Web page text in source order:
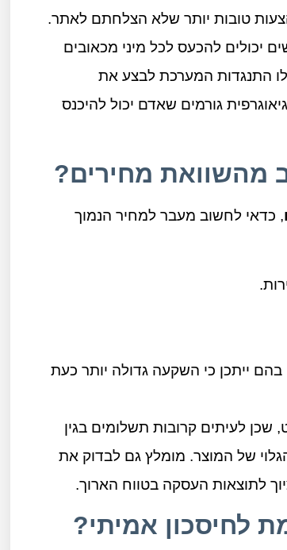
טובות יותר שלא הצלחתם לאתר.
יכולים להכעס לכל מיני מכאובים
התנגדות המערכת לבצע את
גורמים שאדם יכול להיכנס
מהשוואת מחירים?
, כדאי לחשוב מעבר למחיר הנמוך
ייתכן כי השקעה גדולה יותר כעת
לעיתים קרובות תשלומים בגין
של המוצר. מומלץ גם לבדוק את
לתוצאות העסקה בטווח הארוך.
לחיסכון אמיתי?